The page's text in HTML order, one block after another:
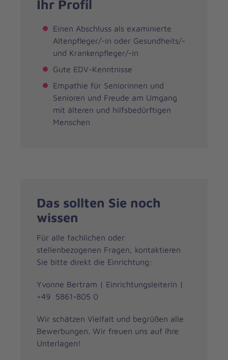
Ihr Profil
Einen Abschluss als examinierte
Altenpfleger/-in oder Gesundheits/-
und Krankenpfleger/-in
Gute EDV-Kenntnisse
Empathie für Seniorinnen und
Senioren und Freude am Umgang
mit älteren und hilfsbedürftigen
Menschen
Das sollten Sie noch
wissen
Für alle fachlichen oder
stellenbezogenen Fragen, kontaktieren
Sie bitte direkt die Einrichtung:
Yvonne Bertram | Einrichtungsleiterin |
+49 5861-805 0
Wir schätzen Vielfalt und begrüßen alle
Bewerbungen. Wir freuen uns auf Ihre
Unterlagen!